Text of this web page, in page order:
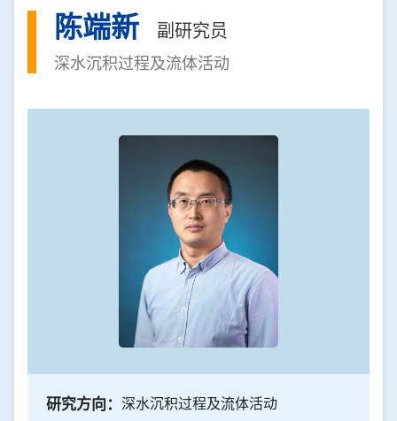
陈端新 副研究员
深水沉积过程及流体活动
研究方向： 深水沉积过程及流体活动